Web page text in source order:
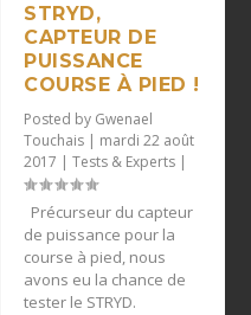
STRYD,
CAPTEUR DE
PUISSANCE
COURSE À PIED !
Posted by Gwenael
Touchais | mardi 22 août
2017 | Tests & Experts |
Précurseur du capteur
de puissance pour la
course à pied, nous
avons eu la chance de
tester le STRYD.